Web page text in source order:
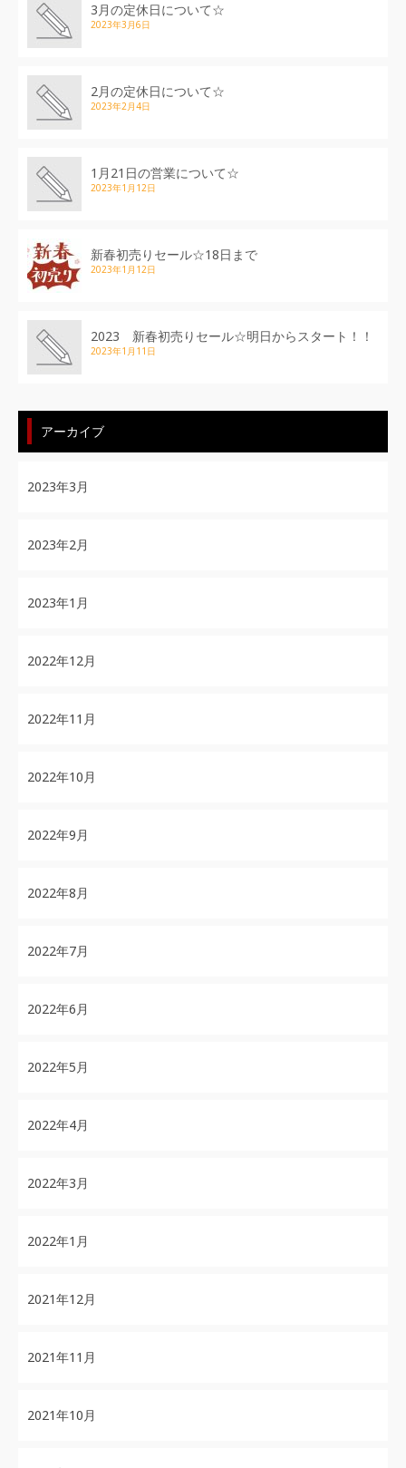
3月の定休日について☆
2023年3月6日
2月の定休日について☆
2023年2月4日
1月21日の営業について☆
2023年1月12日
新春初売りセール☆18日まで
2023年1月12日
2023 新春初売りセール☆明日からスタート！！
2023年1月11日
アーカイブ
2023年3月
2023年2月
2023年1月
2022年12月
2022年11月
2022年10月
2022年9月
2022年8月
2022年7月
2022年6月
2022年5月
2022年4月
2022年3月
2022年1月
2021年12月
2021年11月
2021年10月